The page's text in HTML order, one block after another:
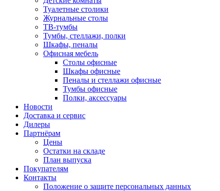
Туалетные столики
Журнальные столы
ТВ-тумбы
Тумбы, стеллажи, полки
Шкафы, пеналы
Офисная мебель
Столы офисные
Шкафы офисные
Пеналы и стеллажи офисные
Тумбы офисные
Полки, аксессуары
Новости
Доставка и сервис
Дилеры
Партнёрам
Цены
Остатки на складе
План выпуска
Покупателям
Контакты
Положение о защите персональных данных